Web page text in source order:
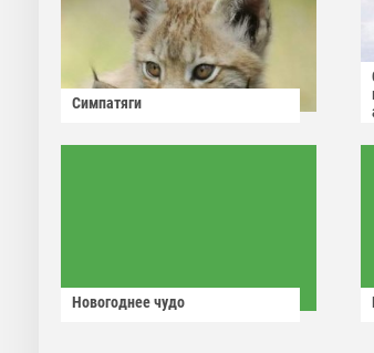
Симпатяги
Новогоднее чудо